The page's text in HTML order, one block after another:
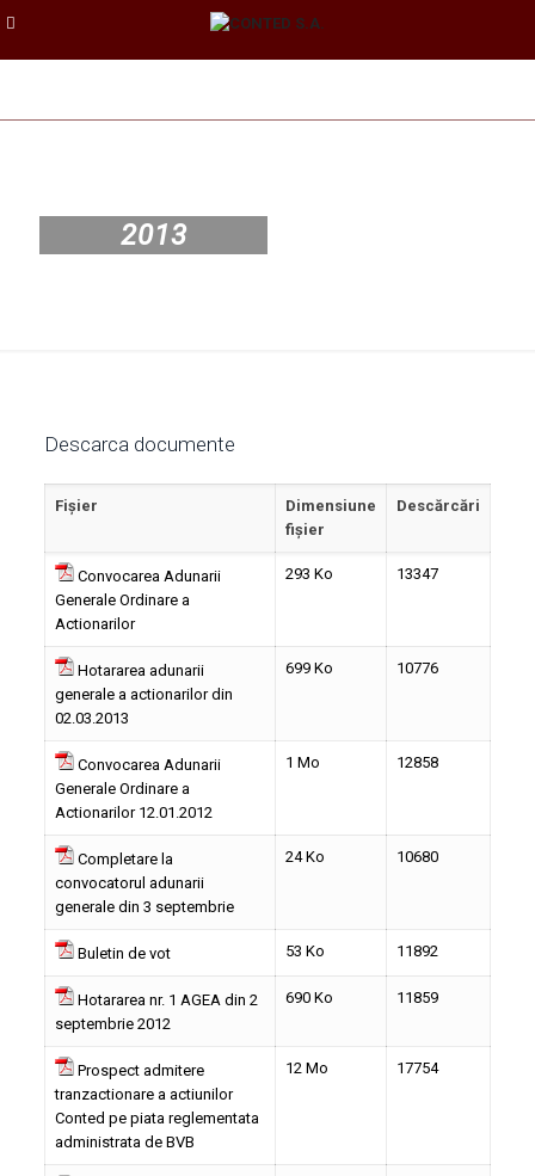
2013
Descarca documente
Fișier
Dimensiune
fișier
Descărcări
Convocarea Adunarii
Generale Ordinare a
Actionarilor
293 Ko 13347
Hotararea adunarii
generale a actionarilor din
02.03.2013
699 Ko 10776
Convocarea Adunarii
Generale Ordinare a
Actionarilor 12.01.2012
1 Mo 12858
Completare la
convocatorul adunarii
generale din 3 septembrie
24 Ko 10680
Buletin de vot 53 Ko 11892
Hotararea nr. 1 AGEA din 2
septembrie 2012
690 Ko 11859
Prospect admitere
tranzactionare a actiunilor
Conted pe piata reglementata
administrata de BVB
12 Mo 17754